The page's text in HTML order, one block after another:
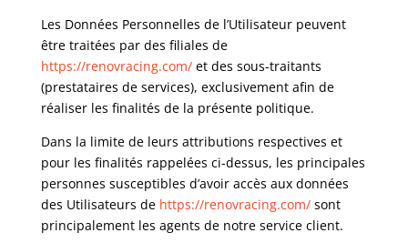
Les Données Personnelles de l’Utilisateur peuvent
être traitées par des filiales de
https://renovracing.com/et des sous-traitants
(prestataires de services), exclusivement afin de
réaliser les finalités de la présente politique.
Dans la limite de leurs attributions respectives et
pour les finalités rappelées ci-dessus, les principales
personnes susceptibles d’avoir accès aux données
des Utilisateurs de https://renovracing.com/sont
principalement les agents de notre service client.